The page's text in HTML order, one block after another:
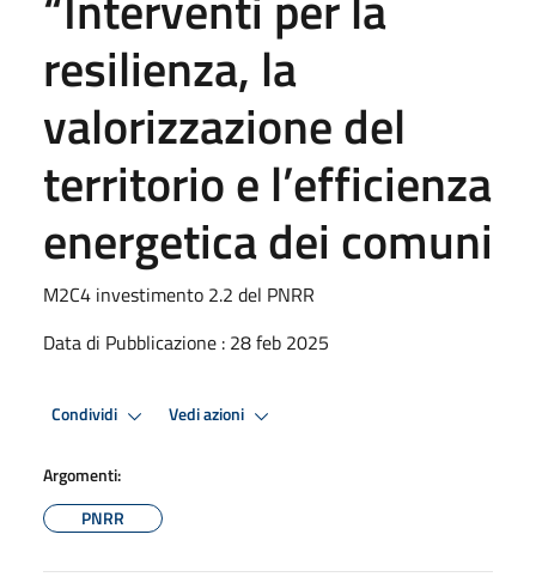
resilienza, la
valorizzazione del
territorio e l’efficienza
energetica dei comuni
M2C4 investimento 2.2 del PNRR
Data di Pubblicazione : 28 feb 2025
Condividi Vedi azioni
Argomenti:
PNRR